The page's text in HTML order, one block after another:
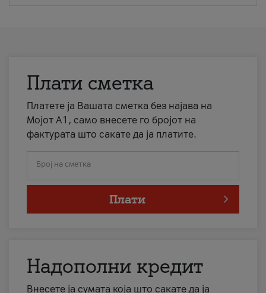
Плати сметка
Платете ја Вашата сметка без најава на
Мојот А1, само внесете го бројот на
фактурата што сакате да ја платите.
Број на сметка
Плати
Надополни кредит
Внесете ја сумата која што сакате да ја